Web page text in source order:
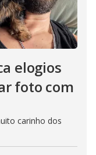
elogios
foto com
carinho dos